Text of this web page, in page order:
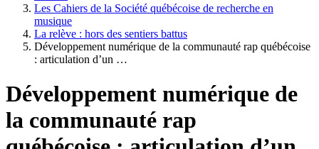
Les Cahiers de la Société québécoise de recherche en
musique
La relève : hors des sentiers battus
Développement numérique de la communauté rap québécoise
: articulation d’un …
Développement numérique de
la communauté rap